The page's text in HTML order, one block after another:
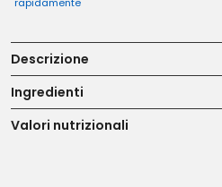
Descrizione
Ingredienti
Valori nutrizionali